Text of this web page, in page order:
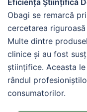
Eficiența Științifică
Obagi se remarcă
cercetarea
Multe dintre
clinice și au fost
științifice. Aceasta
rândul
consumatorilor.